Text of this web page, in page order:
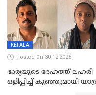
KERALA
Posted On 30-12-2025
ഭാര്യയുടെ ദേഹത്ത് ലഹരി
ഒളിപ്പിച്ച് കുഞ്ഞുമായി